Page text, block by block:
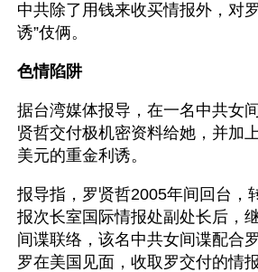
中共除了用钱来收买情报外，对
诱”伎俩。
色情陷阱
据台湾媒体报导，在一名中共女
贤哲交付极机密资料给她，并加
美元的重金利诱。
报导指，罗贤哲2005年间回台，
报次长室国际情报处副处长后，
间谍联络，该名中共女间谍配合
罗在美国见面，收取罗交付的情报